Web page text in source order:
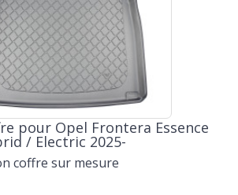
pour Opel Frontera Essence
/ Electric 2025-
coffre sur mesure